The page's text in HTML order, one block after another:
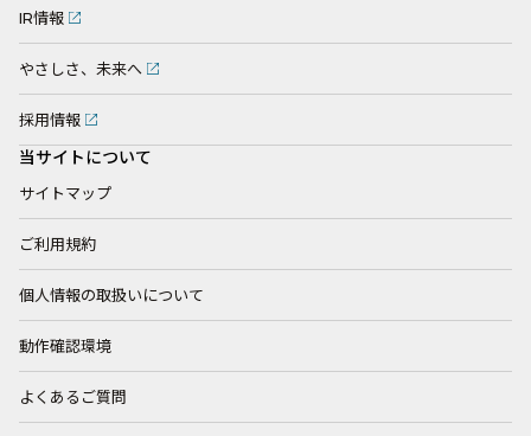
IR情報
やさしさ、未来へ
採用情報
当サイトについて
サイトマップ
ご利用規約
個人情報の取扱いについて
動作確認環境
よくあるご質問